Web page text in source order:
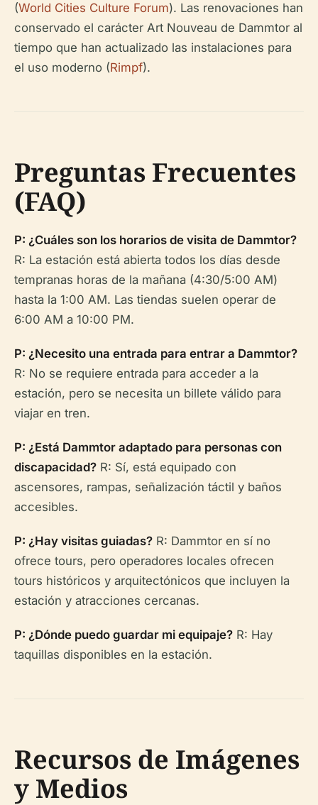
(World Cities Culture Forum). Las renovaciones han
conservado el carácter Art Nouveau de Dammtor al
tiempo que han actualizado las instalaciones para
el uso moderno (Rimpf).
Preguntas Frecuentes
(FAQ)
P: ¿Cuáles son los horarios de visita de Dammtor?
R: La estación está abierta todos los días desde
tempranas horas de la mañana (4:30/5:00 AM)
hasta la 1:00 AM. Las tiendas suelen operar de
6:00 AM a 10:00 PM.
P: ¿Necesito una entrada para entrar a Dammtor?
R: No se requiere entrada para acceder a la
estación, pero se necesita un billete válido para
viajar en tren.
P: ¿Está Dammtor adaptado para personas con
discapacidad? R: Sí, está equipado con
ascensores, rampas, señalización táctil y baños
accesibles.
P: ¿Hay visitas guiadas? R: Dammtor en sí no
ofrece tours, pero operadores locales ofrecen
tours históricos y arquitectónicos que incluyen la
estación y atracciones cercanas.
P: ¿Dónde puedo guardar mi equipaje? R: Hay
taquillas disponibles en la estación.
Recursos de Imágenes
y Medios